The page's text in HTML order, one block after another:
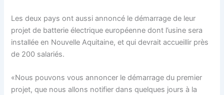
Les deux pays ont aussi annoncé le démarrage de leur
projet de batterie électrique européenne dont l’usine sera
installée en Nouvelle Aquitaine, et qui devrait accueillir près
de 200 salariés.
«Nous pouvons vous annoncer le démarrage du premier
projet, que nous allons notifier dans quelques jours à la